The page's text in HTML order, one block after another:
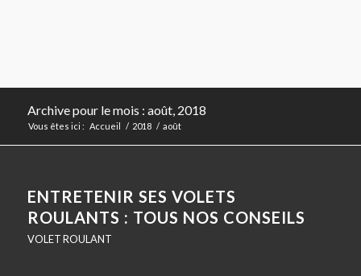
Archive pour le mois : août, 2018
Vous êtes ici : Accueil / 2018 / août
ENTRETENIR SES VOLETS
ROULANTS : TOUS NOS CONSEILS
VOLET ROULANT